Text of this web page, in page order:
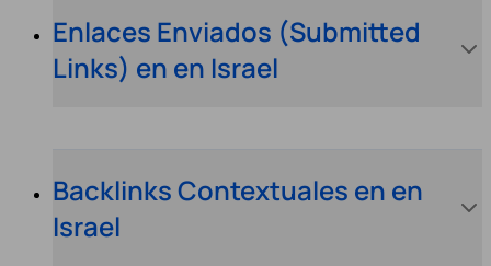
Enlaces Enviados (Submitted
Links) en en Israel
Backlinks Contextuales en en
Israel